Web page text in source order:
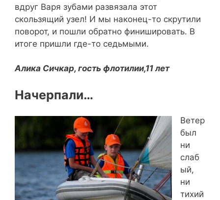
вдруг Варя зубами развязала этот
скользящий узел! И мы наконец-то скрутили
поворот, и пошли обратно финишировать. В
итоге пришли где-то седьмыми.
Алика Сичкар, гость флотилии,11 лет
Начерпали…
Ветер
был
ни
слаб
ый,
ни
тихий